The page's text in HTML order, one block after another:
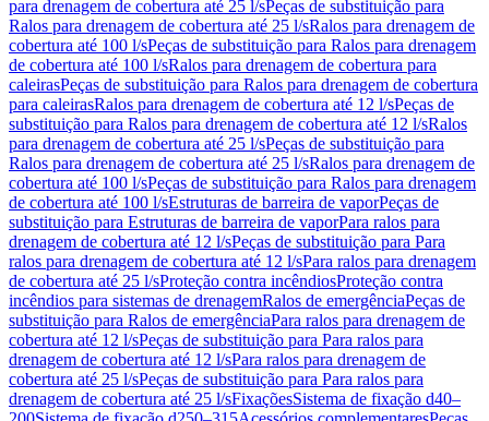
para drenagem de cobertura até 25 l/sPeças de substituição para
Ralos para drenagem de cobertura até 25 l/sRalos para drenagem de
cobertura até 100 l/sPeças de substituição para Ralos para drenagem
de cobertura até 100 l/sRalos para drenagem de cobertura para
caleirasPeças de substituição para Ralos para drenagem de cobertura
para caleirasRalos para drenagem de cobertura até 12 l/sPeças de
substituição para Ralos para drenagem de cobertura até 12 l/sRalos
para drenagem de cobertura até 25 l/sPeças de substituição para
Ralos para drenagem de cobertura até 25 l/sRalos para drenagem de
cobertura até 100 l/sPeças de substituição para Ralos para drenagem
de cobertura até 100 l/sEstruturas de barreira de vaporPeças de
substituição para Estruturas de barreira de vaporPara ralos para
drenagem de cobertura até 12 l/sPeças de substituição para Para
ralos para drenagem de cobertura até 12 l/sPara ralos para drenagem
de cobertura até 25 l/sProteção contra incêndiosProteção contra
incêndios para sistemas de drenagemRalos de emergênciaPeças de
substituição para Ralos de emergênciaPara ralos para drenagem de
cobertura até 12 l/sPeças de substituição para Para ralos para
drenagem de cobertura até 12 l/sPara ralos para drenagem de
cobertura até 25 l/sPeças de substituição para Para ralos para
drenagem de cobertura até 25 l/sFixaçõesSistema de fixação d40–